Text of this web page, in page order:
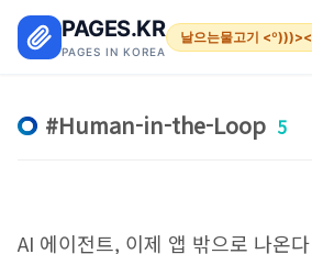
PAGES.KR
PAGES IN KOREA
날으는물고기 <º)))><
Human-in-the-Loop 5